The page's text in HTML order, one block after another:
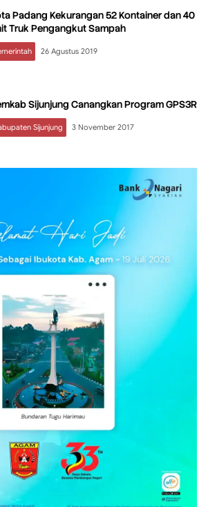
Padang Kekurangan 52 Kontainer dan 40
Truk Pengangkut Sampah
26 Agustus 2019
Sijunjung Canangkan Program GPS3R
Sijunjung 3 November 2017